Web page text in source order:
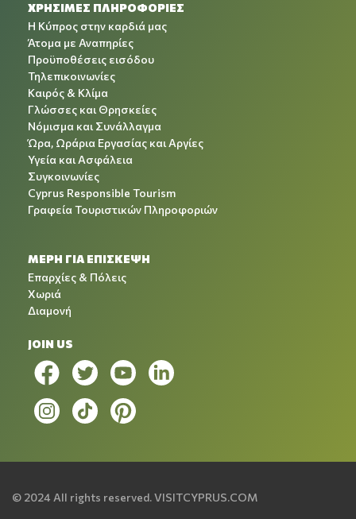
ΧΡΉΣΙΜΕΣ ΠΛΗΡΟΦΟΡΊΕΣ
Η Κύπρος στην καρδιά μας
Άτομα με Αναπηρίες
Προϋποθέσεις εισόδου
Τηλεπικοινωνίες
Καιρός & Κλίμα
Γλώσσες και Θρησκείες
Νόμισμα και Συνάλλαγμα
Ώρα, Ωράρια Εργασίας και Αργίες
Υγεία και Ασφάλεια
Συγκοινωνίες
Cyprus Responsible Tourism
Γραφεία Τουριστικών Πληροφοριών
ΜΕΡΗ ΓΙΑ ΕΠΙΣΚΕΨΗ
Επαρχίες & Πόλεις
Χωριά
Διαμονή
JOIN US
© 2024 All rights reserved.VISITCYPRUS.COM